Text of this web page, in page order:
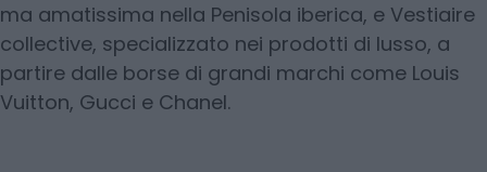
ma amatissima nella Penisola iberica, e Vestiaire
collective, specializzato nei prodotti di lusso, a
partire dalle borse di grandi marchi come Louis
Vuitton, Gucci e Chanel.